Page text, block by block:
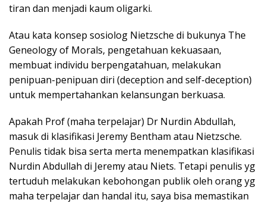
tiran dan menjadi kaum oligarki.
Atau kata konsep sosiolog Nietzsche di bukunya The
Geneology of Morals, pengetahuan kekuasaan,
membuat individu berpengatahuan, melakukan
penipuan-penipuan diri (deception and self-deception)
untuk mempertahankan kelansungan berkuasa.
Apakah Prof (maha terpelajar) Dr Nurdin Abdullah,
masuk di klasifikasi Jeremy Bentham atau Nietzsche.
Penulis tidak bisa serta merta menempatkan klasifikasi
Nurdin Abdullah di Jeremy atau Niets. Tetapi penulis yg
tertuduh melakukan kebohongan publik oleh orang yg
maha terpelajar dan handal itu, saya bisa memastikan